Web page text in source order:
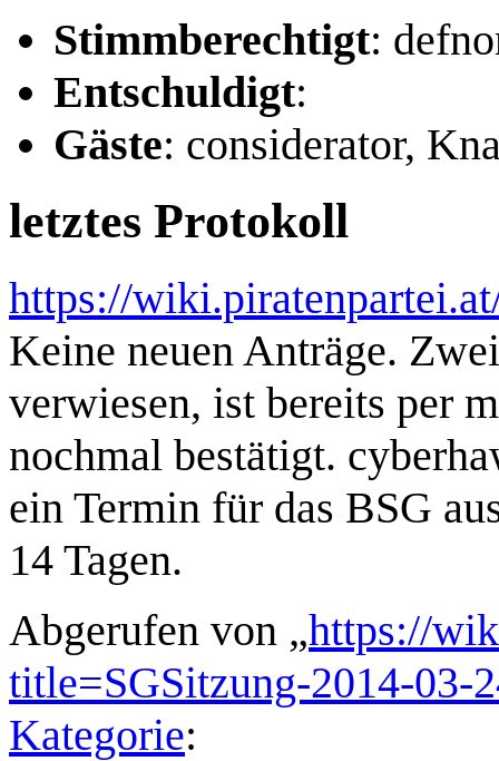
Stimmberechtigt:
Entschuldigt:
Gäste: considerator,
letztes Protokoll
https://
Keine neuen Anträge.
verwiesen, ist bereits per
nochmal bestätigt.
ein Termin für das BSG
14 Tagen.
Abgerufen von „https://
title=SGSitzung-2014-03-
Kategorie: